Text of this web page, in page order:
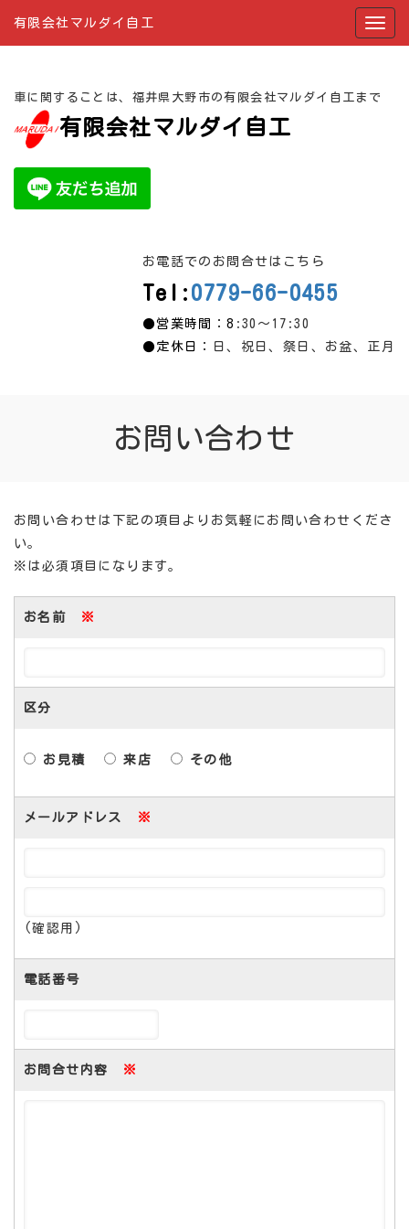
有限会社マルダイ自工
車に関することは、福井県大野市の有限会社マルダイ自工まで
有限会社マルダイ自工
お電話でのお問合せはこちら
Tel: 0779-66-0455
●営業時間：8 :30～17:30
●定休日：
日、祝日、祭日、お盆、正月
お問い合わせ
お問い合わせは下記の項目よりお気軽にお問い合わせくださ
い。
※は必須項目になります。
お名前 ※
区分
お見積 来店 その他
メールアドレス ※
(確認用)
電話番号
お問合せ内容 ※